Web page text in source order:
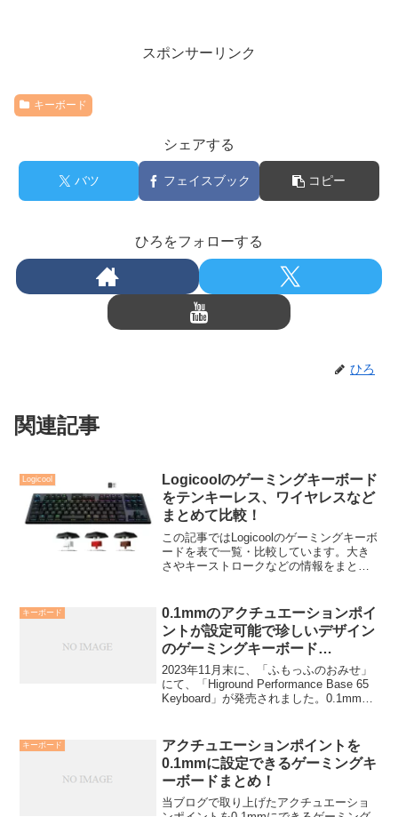
スポンサーリンク
キーボード
シェアする
バツ フェイスブック コピー
ひろをフォローする
ひろ
関連記事
Logicool
Logicoolのゲーミングキーボード
をテンキーレス、ワイヤレスなど
まとめて比較！
この記事ではLogicoolのゲーミングキーボ
ードを表で一覧・比較しています。大き
さやキーストロークなどの情報をまとめ
さい。
キーボード
0.1mmのアクチュエーションポイ
ントが設定可能で珍しいデザイン
のゲーミングキーボード
「Higround Performance Base
65 Keyboard BLACKICE」が発
売！
2023年11月末に、「ふもっふのおみせ」
にて、「Higround Performance Base 65
Keyboard」が発売されました。0.1mmの
インのゲーミ...
キーボード
アクチュエーションポイントを
0.1mmに設定できるゲーミングキ
ーボードまとめ！
当ブログで取り上げたアクチュエーショ